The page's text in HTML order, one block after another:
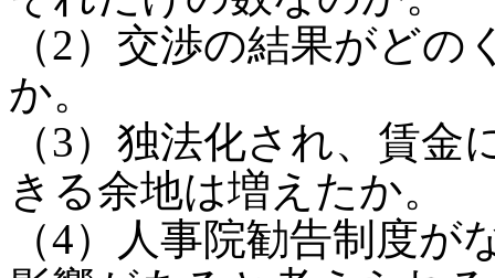
（2）交渉の結果がど
か。
（3）独法化され、賃
きる余地は増えたか。
（4）人事院勧告制度